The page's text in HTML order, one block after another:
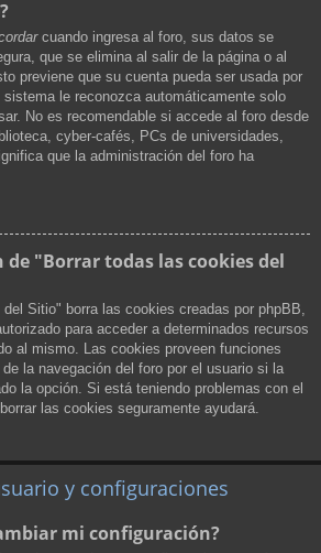
cuando ingresa al foro, sus datos se
que se elimina al salir de la página o al
previene que su cuenta pueda ser usada por
le reconozca automáticamente solo
No es recomendable si accede al foro desde
cyber-cafés, PCs de universidades,
que la administración del foro ha
de "Borrar todas las cookies del
Sitio" borra las cookies creadas por phpBB,
para acceder a determinados recursos
al mismo. Las cookies proveen funciones
la navegación del foro por el usuario si la
la opción. Si está teniendo problemas con el
las cookies seguramente ayudará.
y configuraciones
mi configuración?